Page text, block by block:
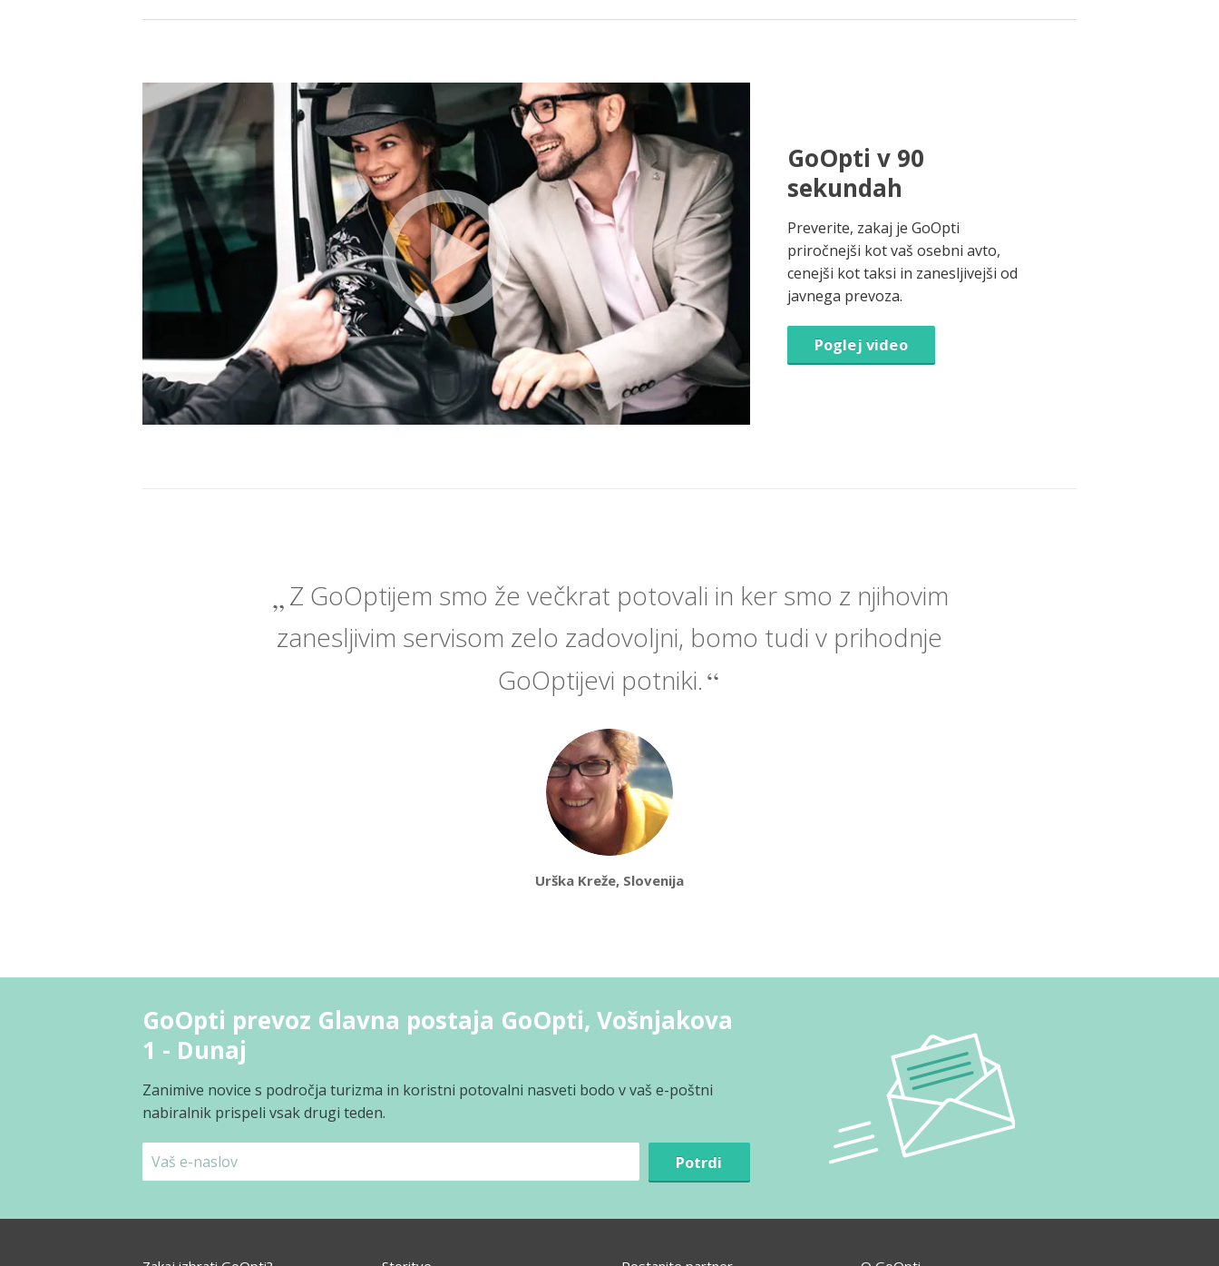
GoOpti v 90
sekundah
Preverite, zakaj je GoOpti
priročnejši kot vaš osebni avto,
cenejši kot taksi in zanesljivejši od
javnega prevoza.
Poglej video
Z GoOptijem smo že večkrat potovali in ker smo z njihovim
zanesljivim servisom zelo zadovoljni, bomo tudi v prihodnje
GoOptijevi potniki.
Urška Kreže, Slovenija
GoOpti prevoz Glavna postaja GoOpti, Vošnjakova
1 - Dunaj
Zanimive novice s področja turizma in koristni potovalni nasveti bodo v vaš e-poštni
nabiralnik prispeli vsak drugi teden.
Potrdi